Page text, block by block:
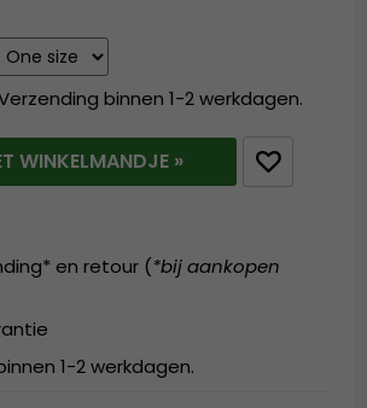
binnen 1-2 werkdagen.
WINKELMANDJE »
en retour (*bij aankopen
1-2 werkdagen.